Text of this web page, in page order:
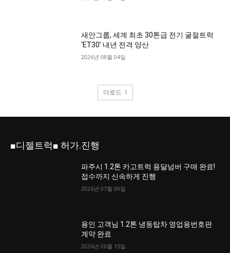
새안그룹, 세계 최초 30톤급 전기 굴절트럭
‘ET30’ 내년 전격 양산
2026년 08월 04일
더로드
■디젤트럭■ 허가.진행
파주시 1.2톤 카고트럭 용달넘버 구매 완료!
접수까지 신속하게 진행
2026년 07월 09일
용인 고객님 1.2톤 냉동탑차 영업용번호판
계약 완료
2026년 06월 15일